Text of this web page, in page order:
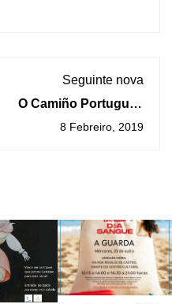
Seguinte nova
O Camiño Portugués
da Costa obxecto
8 Febreiro, 2019